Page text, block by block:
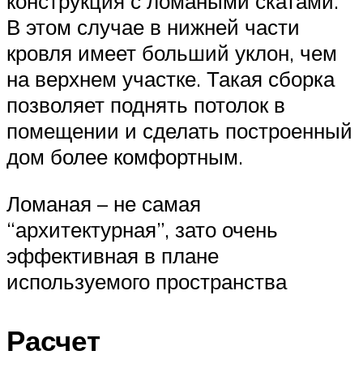
В этом случае в нижней части
кровля имеет больший уклон, чем
на верхнем участке. Такая сборка
позволяет поднять потолок в
помещении и сделать построенный
дом более комфортным.
Ломаная – не самая
“архитектурная”, зато очень
эффективная в плане
используемого пространства
Расчет